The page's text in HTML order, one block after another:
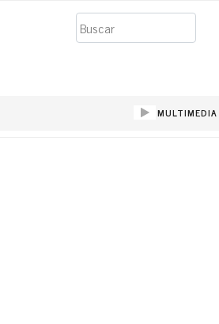
Buscar
MULTIMEDIA